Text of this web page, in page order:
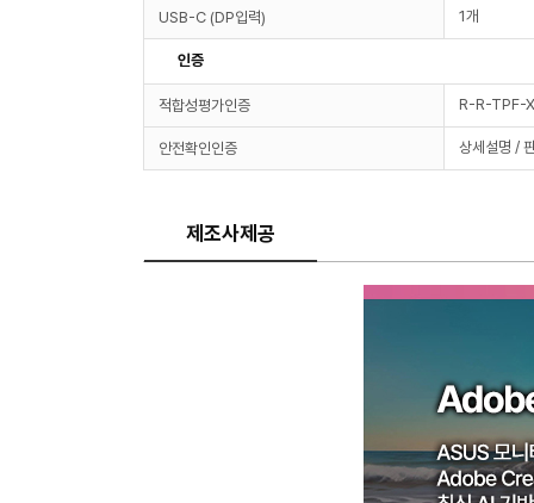
USB-C (DP입력) 1개
인증
적합성평가인증 R-R-TPF-
안전확인인증 상세설명 /
제조사제공